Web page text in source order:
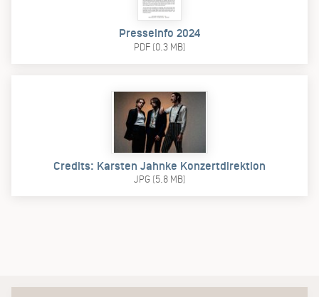
Presseinfo 2024
PDF (0.3 MB)
Credits: Karsten Jahnke Konzertdirektion
JPG (5.8 MB)